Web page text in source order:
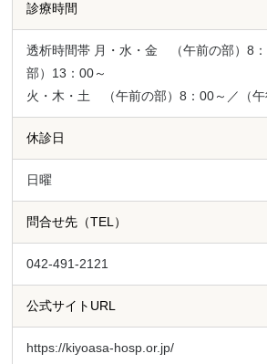
診療時間
透析時間帯 月・水・金 （午前の部）8
部）13：00～
火・木・土 （午前の部）8：00～／（午
休診日
日曜
問合せ先（TEL）
042-491-2121
公式サイトURL
https://kiyoasa-hosp.or.jp/